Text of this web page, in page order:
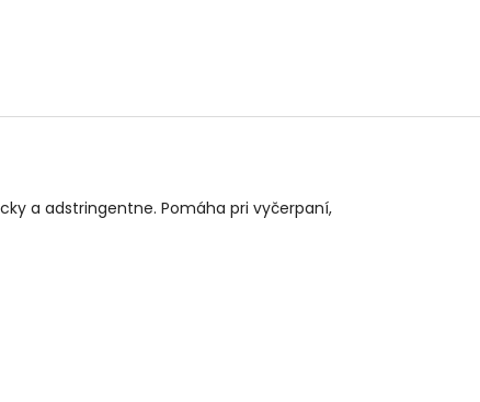
a adstringentne. Pomáha pri vyčerpaní,